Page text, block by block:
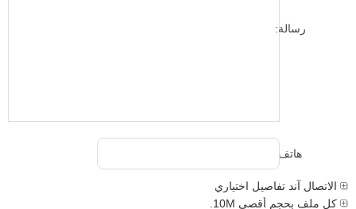
رسالة:
هاتف:
الاتصال آند تفاصيل اختياري
كل ملف بحجم أقصى 10M.